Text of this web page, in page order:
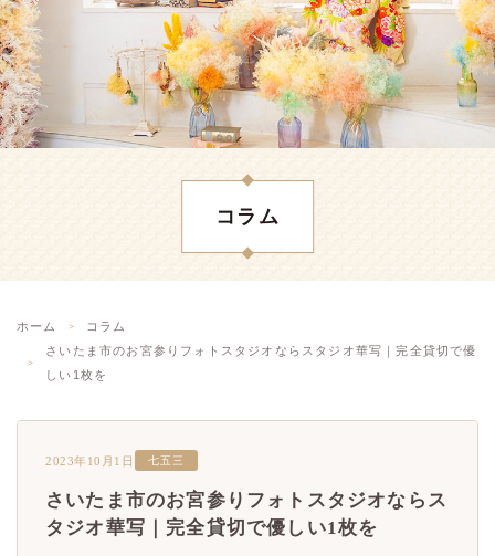
コラム
ホーム
コラム
さいたま市のお宮参りフォトスタジオならスタジオ華写｜完全貸切で優
しい1枚を
2023年10月1日 七五三
さいたま市のお宮参りフォトスタジオならス
タジオ華写｜完全貸切で優しい1枚を